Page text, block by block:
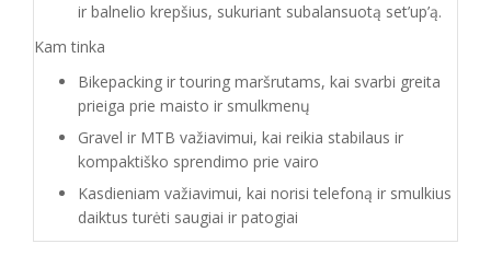
ir balnelio krepšius, sukuriant subalansuotą set’up’ą.
Kam tinka
Bikepacking ir touring maršrutams, kai svarbi greita
prieiga prie maisto ir smulkmenų
Gravel ir MTB važiavimui, kai reikia stabilaus ir
kompaktiško sprendimo prie vairo
Kasdieniam važiavimui, kai norisi telefoną ir smulkius
daiktus turėti saugiai ir patogiai